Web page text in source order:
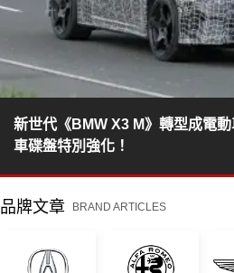
新世代《BMW X3 M》轉型成電
車碟盤特別強化！
品牌文章 BRAND ARTICLES